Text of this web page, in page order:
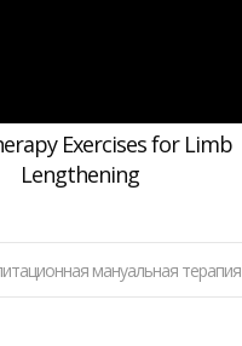
Exercises for Limb
Lengthening
мануальная терапия